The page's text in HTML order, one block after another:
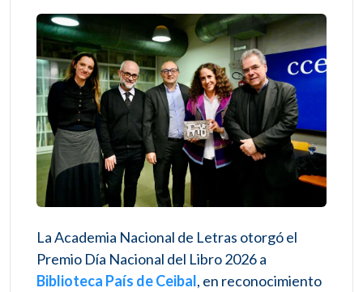
La Academia Nacional de Letras otorgó el
Premio Día Nacional del Libro 2026 a
Biblioteca País de Ceibal, en reconocimiento